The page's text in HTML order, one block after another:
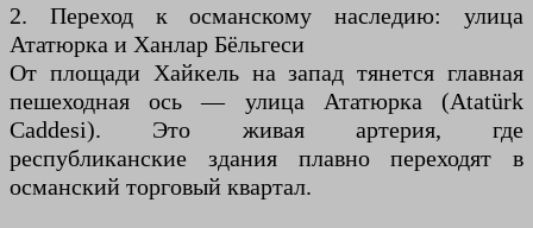
2. Переход к османскому наследию: улица
Ататюрка и Ханлар Бёльгеси
От площади Хайкель на запад тянется главная
пешеходная ось — улица Ататюрка (Atatürk
Caddesi). Это живая артерия, где
республиканские здания плавно переходят в
османский торговый квартал.